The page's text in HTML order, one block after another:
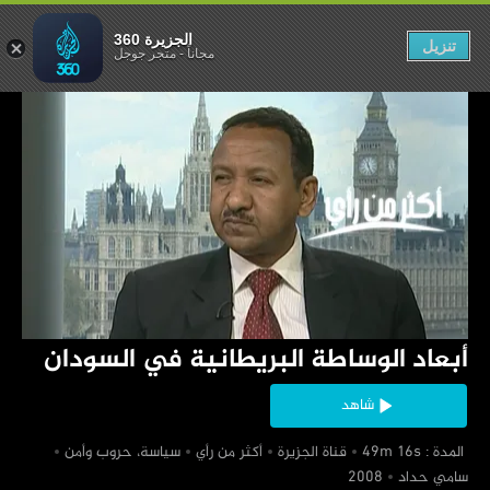
‏أبعاد الوساطة البريطانية في السودان
شاهد
‏ المدة : 49m 16s
‏قناة الجزيرة ‏أكثر من رأي
‏سياسة، حروب وأمن
‏سامي حداد
في السودان
الجزيرة 360
مجاناً-متجر جوجل تنزيل